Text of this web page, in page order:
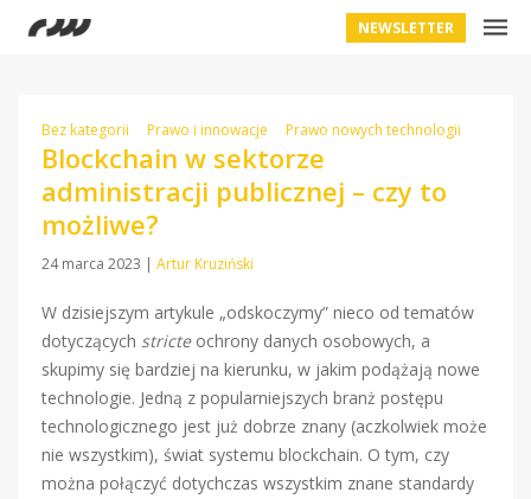
NEWSLETTER
Bez kategorii Prawo i innowacje Prawo nowych technologii
Blockchain w sektorze
administracji publicznej – czy to
możliwe?
24 marca 2023 | Artur Kruziński
W dzisiejszym artykule „odskoczymy” nieco od tematów
dotyczących stricteochrony danych osobowych, a
skupimy się bardziej na kierunku, w jakim podążają nowe
technologie. Jedną z popularniejszych branż postępu
technologicznego jest już dobrze znany (aczkolwiek może
nie wszystkim), świat systemu blockchain. O tym, czy
można połączyć dotychczas wszystkim znane standardy